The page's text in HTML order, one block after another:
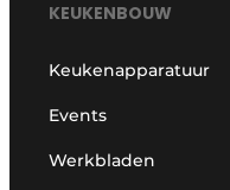
KEUKENBOUW
Keukenapparatuur
Events
Werkbladen